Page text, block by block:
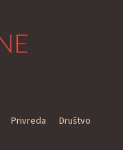
Privreda
Društvo